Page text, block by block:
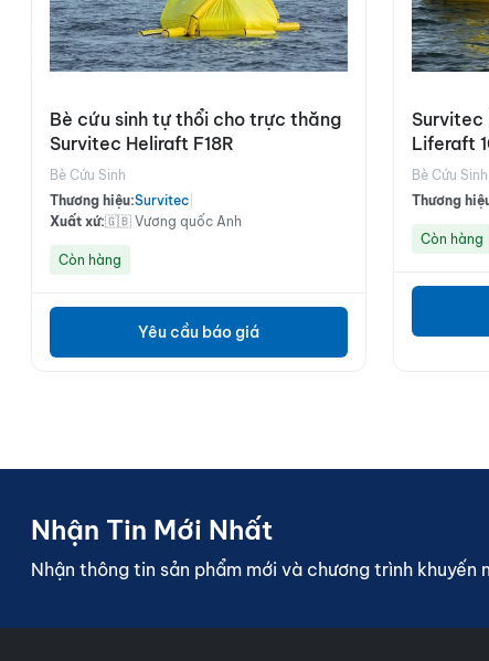
Bè cứu sinh tự thổi cho trực thăng
Survitec Heliraft F18R
Bè Cứu Sinh
Thương hiệu:Survitec
Xuất xứ:🇬🇧 Vương quốc Anh
Còn hàng
Yêu cầu báo giá
Survitec
Liferaft
Bè Cứu Sinh
Thương
Còn hàng
Nhận Tin Mới Nhất
Nhận thông tin sản phẩm mới và chương trình khuyến